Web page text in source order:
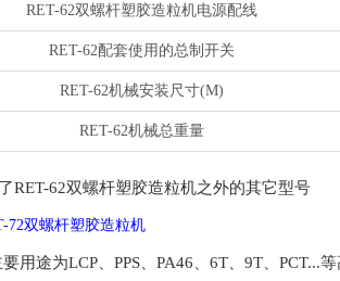
RET-62双螺杆塑胶造粒机电源配线
RET-62配套使用的总制开关
RET-62机械安装尺寸(M)
RET-62机械总重量
RET-62双螺杆塑胶造粒机之外的其它型号
72双螺杆塑胶造粒机
用途为LCP、PPS、PA46、6T、9T、